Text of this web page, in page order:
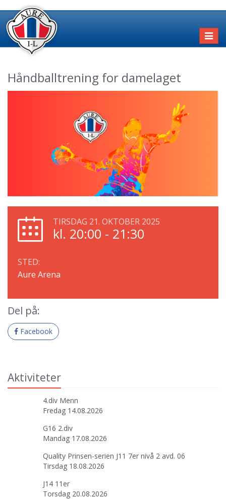
Håndballtrening for damelaget
TIRSDAG 21. OKTOBER 2025
kl. 20:00 - 21:30
STED:
Aure Arena
Del på:
Facebook
Aktiviteter
4.div Menn
Fredag 14.08.2026
G16 2.div
Mandag 17.08.2026
Quality Prinsen-serien J11 7er nivå 2 avd. 06
Tirsdag 18.08.2026
J14 11er
Torsdag 20.08.2026